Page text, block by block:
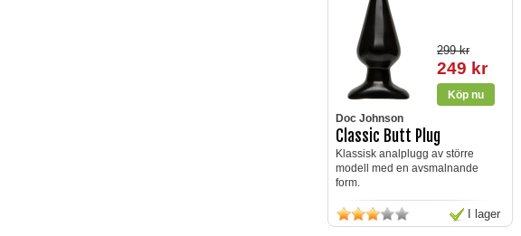
299 kr
249 kr
Doc Johnson
Classic Butt Plug
Klassisk analplugg av större
modell med en avsmalnande
form.
I lager